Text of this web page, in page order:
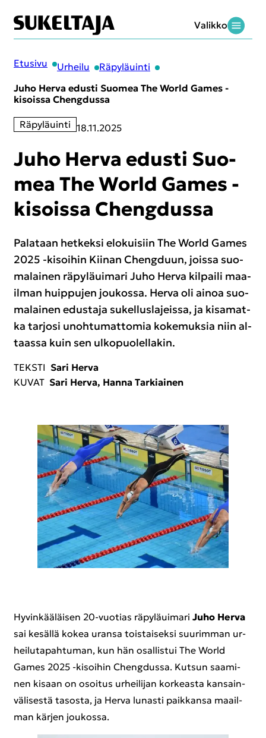
Siir­
ry
säl­
—
Etusi­
Va­lik­ko
Etusi­vu Ur­hei­lu
Rä­py­lä­uin­ti
Juho Herva edus­ti Suo­mea The World Games -​
kisoissa Cheng­dus­sa
Rä­py­lä­uin­ti 18.11.2025
Juho Herva edus­ti Suo­
mea The World Games -​
kisoissa Cheng­dus­sa
Pa­la­taan het­kek­si elo­kui­siin The World Games
2025 -​kisoihin Kii­nan Cheng­duun, jois­sa suo­
ma­lai­nen rä­py­lä­ui­ma­ri Juho Herva kil­pai­li maa­
il­man huip­pu­jen jou­kos­sa. Herva oli ainoa suo­
ma­lai­nen edus­ta­ja su­kel­lus­la­jeis­sa, ja ki­sa­mat­
ka tar­jo­si unoh­tu­mat­to­mia ko­ke­muk­sia niin al­
taas­sa kuin sen ul­ko­puo­lel­la­kin.
TEKS­TI Sari Herva
KUVAT Sari Herva, Hanna Tar­kiai­nen
Hy­vin­kää­läi­sen 20-​vuotias rä­py­lä­ui­ma­ri Juho Herva
sai ke­säl­lä kokea uran­sa tois­tai­sek­si suu­rim­man ur­
hei­lu­ta­pah­tu­man, kun hän osal­lis­tui The World
Games 2025 -​kisoihin Cheng­dus­sa. Kut­sun saa­mi­
nen ki­saan on osoi­tus ur­hei­li­jan kor­keas­ta kan­sain­
vä­li­ses­tä ta­sos­ta, ja Herva lu­nas­ti paik­kan­sa maa­il­
man kär­jen jou­kos­sa.